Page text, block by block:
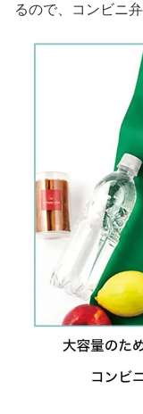
るので、コンビニ